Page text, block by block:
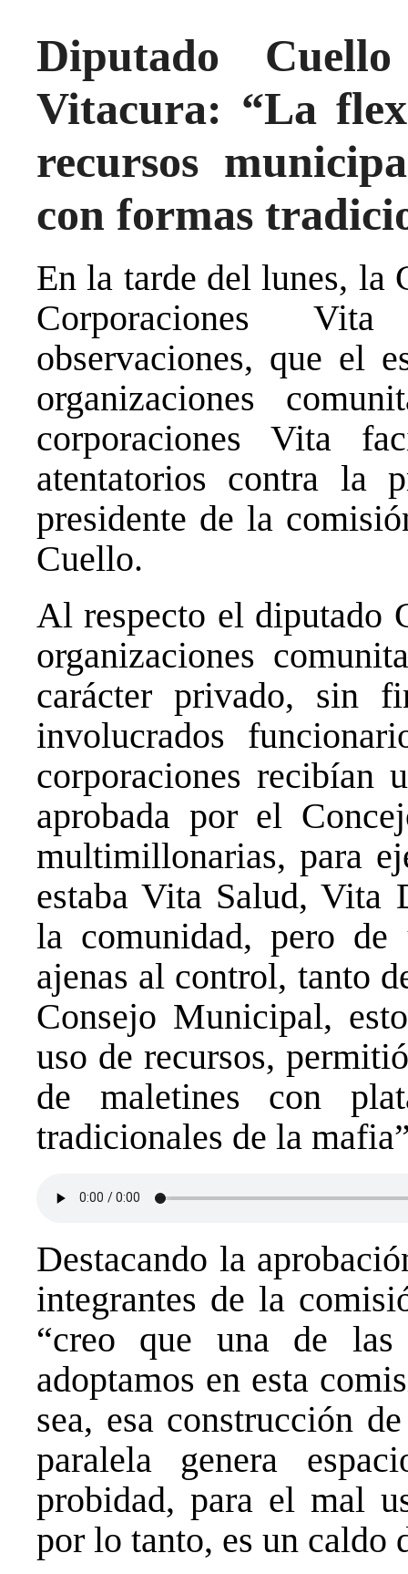
Diputado
Vitacura: “La
recursos
con formas
En la tarde del lunes, la
Corporaciones
observaciones, que el
organizaciones
corporaciones Vita
atentatorios contra la
presidente de la
Cuello.
Al respecto el diputado
organizaciones
carácter privado, sin
involucrados
corporaciones recibían
aprobada por el
multimillonarias, para
estaba Vita Salud, Vita
la comunidad, pero de
ajenas al control, tanto
Consejo Municipal,
uso de recursos,
de maletines con
tradicionales de la
Destacando la
integrantes de la
“creo que una de las
adoptamos en esta
sea, esa construcción
paralela genera
probidad, para el mal
por lo tanto, es un caldo